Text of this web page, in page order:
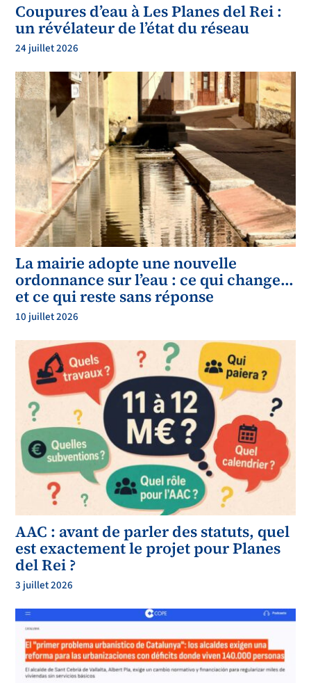
Coupures d’eau à Les Planes del Rei :
un révélateur de l’état du réseau
24 juillet 2026
La mairie adopte une nouvelle
ordonnance sur l’eau : ce qui change…
et ce qui reste sans réponse
10 juillet 2026
AAC : avant de parler des statuts, quel
est exactement le projet pour Planes
del Rei ?
3 juillet 2026